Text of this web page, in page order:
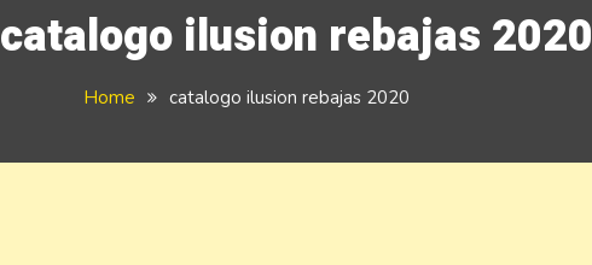
catalogo ilusion rebajas 2020
Home catalogo ilusion rebajas 2020